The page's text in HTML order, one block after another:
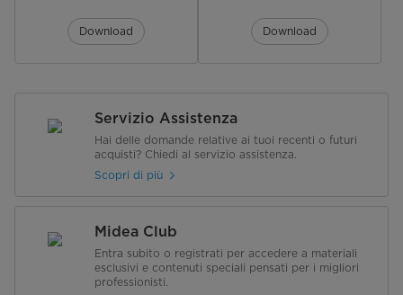
Alimentazione 220~240V/50Hz
Consumo Energetico(kWh 24h)
Consumo Energetico Annuale AE
0.905kwh/24h （330kwh/year）
Download Download
Servizio Assistenza
Hai delle domande relative ai tuoi recenti o futuri
acquisti? Chiedi al servizio assistenza.
Scopri di più
Midea Club
Entra subito o registrati per accedere a materiali
esclusivi e contenuti speciali pensati per i migliori
professionisti.